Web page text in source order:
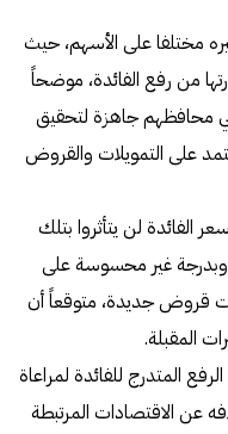
مختلفا على الأسهم، حيث
من رفع الفائدة، موضحاً
محافظهم جاهزة لتحقيق
على التمويلات والقروض
الفائدة لن يتأثروا بتلك
وبدرجة غير محسوسة على
قروض جديدة، متوقعاً أن
المقبلة.
المتدرج للفائدة لمراعاة
عن الاقتصادات المرتبطة